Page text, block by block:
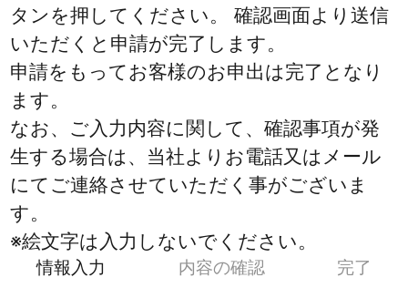
タンを押してください。 確認画面より送信
いただくと申請が完了します。
申請をもってお客様のお申出は完了となり
ます。
なお、ご入力内容に関して、確認事項が発
生する場合は、当社よりお電話又はメール
にてご連絡させていただく事がございま
す。
※絵文字は入力しないでください。
情報入力 内容の確認 完了